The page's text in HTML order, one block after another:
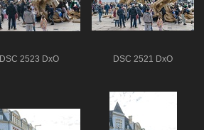
DSC 2523 DxO DSC 2521 DxO